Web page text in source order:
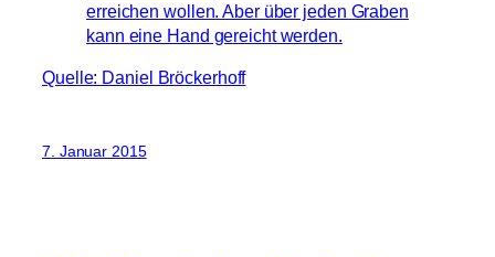
erreichen wollen. Aber über jeden Graben
kann eine Hand gereicht werden.
Quelle: Daniel Bröckerhoff
7. Januar 2015